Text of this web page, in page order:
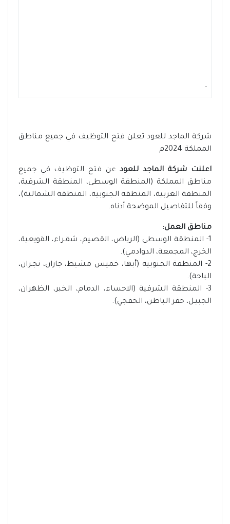
-
شركة الماجد للعود تعلن فتح التوظيف في جميع مناطق
المملكة 2024م
اعلنت شركة الماجد للعودعن فتح التوظيف في جميع
مناطق المملكة (المنطقة الوسطى، المنطقة الشرقية،
المنطقة الغربية، المنطقة الجنوبية، المنطقة الشمالية)،
وفقاً للتفاصيل الموضحة أدناه.
مناطق العمل:
1- المنطقة الوسطى (الرياض، القصيم، شقـراء، القويعية،
الخرج، المجمعة، الدوادمي).
2- المنطقة الجنوبية (أبها، خميس مشيط، جازان، نجـران،
الباحة).
3- المنطقة الشرقية (الاحساء، الدمام، الخبر، الظهران،
الجبيـل، حفر الباطن، الخفجي).